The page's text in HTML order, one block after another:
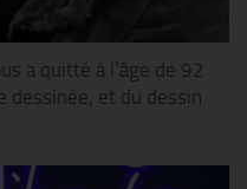
a quitté à l’âge de 92
dessinée, et du dessin